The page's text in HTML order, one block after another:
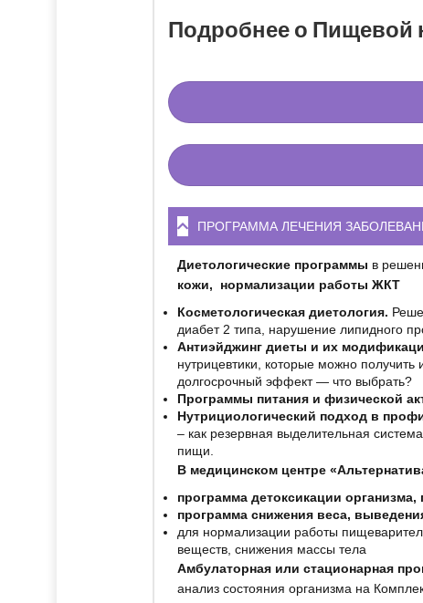
Подробнее о Пищевой
ПРОГРАММА ЛЕЧЕНИЯ
Диетологические программы в
кожи, нормализации работы ЖКТ
Косметологическая диетология.
диабет 2 типа, нарушение липидного
Антиэйджинг диеты и их
нутрицевтики, которые можно
долгосрочный эффект — что выбрать?
Программы питания и физической
Нутрициологический подход в
– как резервная выделительная
пищи.
В медицинском центре
программа детоксикации
программа снижения веса,
для нормализации работы
веществ, снижения массы тела
Амбулаторная или стационарная
анализ состояния организма на